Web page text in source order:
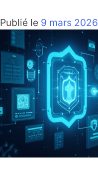
Publié le 9 mars 2026